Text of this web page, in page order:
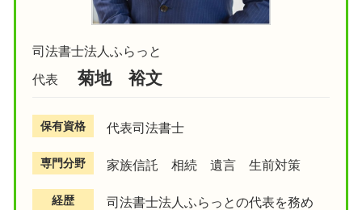
司法書士法人ふらっと
代表
菊地 裕文
保有資格 代表司法書士
専門分野 家族信託 相続 遺言 生前対策
経歴
司法書士法人ふらっとの代表を務め